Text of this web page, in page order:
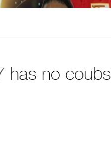
has no coubs